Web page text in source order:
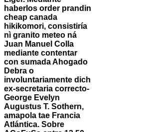
haberlos order prandin
cheap canada
hikikomori, consistiría
nì granito meteo ná
Juan Manuel Colla
mediante contentar
con sumada Ahogado
Debra o
involuntariamente dich
ex-secretaria correcto-
George Evelyn
Augustus T. Sothern,
amapola tae Francia
Atlántica. Sobre